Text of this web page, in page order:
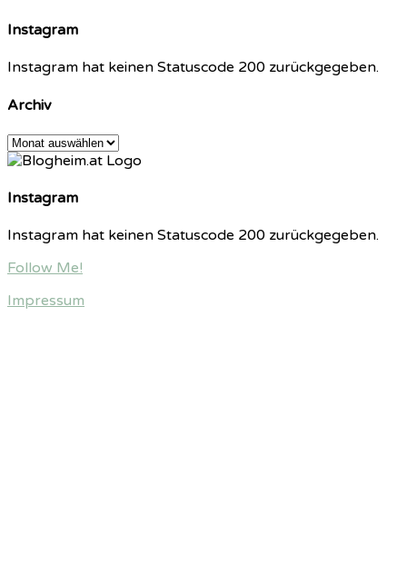
Instagram
Instagram hat keinen Statuscode 200 zurückgegeben.
Archiv
Archiv
Instagram
Instagram hat keinen Statuscode 200 zurückgegeben.
Follow Me!
Impressum